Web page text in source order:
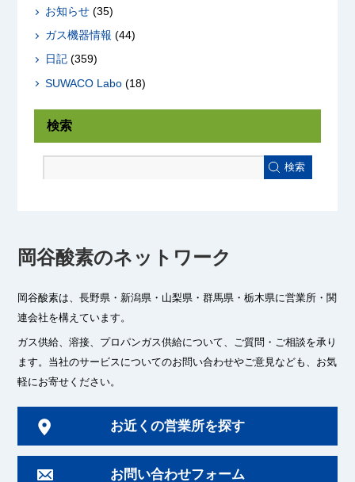
お知らせ(35)
ガス機器情報 (44)
日記(359)
SUWACO Labo(18)
検索
検索
岡谷酸素のネットワーク
岡谷酸素は、長野県・新潟県・山梨県・群馬県・栃木県に営業所・関
連会社を構えています。
ガス供給、溶接、プロパンガス供給について、ご質問・ご相談を承り
ます。 当社のサービスについてのお問い合わせやご意見なども、お気
軽にお寄せください。
お近くの営業所を探す
お問い合わせフォーム